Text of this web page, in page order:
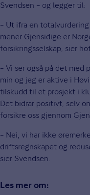
Svendsen – og legger til:
– Ut ifra en
mener Gjensidige er
forsikringsselskap, sier
– Vi ser også på det med
min og jeg er aktive i
tilskudd til et prosjekt i
Det bidrar positivt, selv
forsikre oss gjennom
– Nei, vi har ikke
driftsregnskapet og
sier Svendsen.
Les mer om: